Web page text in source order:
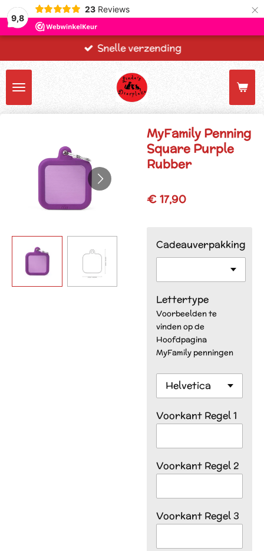
9,8
23 Reviews ×
Snelle verzending
MyFamily Penning
Square Purple
Rubber
€ 17,90
Cadeauverpakking
Lettertype
Voorbeelden te
vinden op de
Hoofdpagina
MyFamily penningen
Voorkant Regel 1
Voorkant Regel 2
Voorkant Regel 3